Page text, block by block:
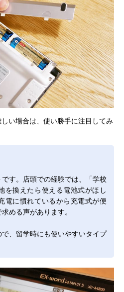
い場合は、使い勝手に注目してみ
す。店頭での経験では、「学校
を換えたら使える電池式がほし
電に慣れているから充電式が便
める声があります。
、留学時にも使いやすいタイプ